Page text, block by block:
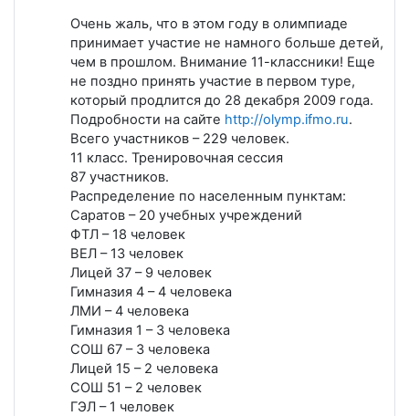
Очень жаль, что в этом году в олимпиаде
принимает участие не намного больше детей,
чем в прошлом. Внимание 11-классники! Еще
не поздно принять участие в первом туре,
который продлится до 28 декабря 2009 года.
Подробности на сайте http://olymp.ifmo.ru.
Всего участников – 229 человек.
11 класс. Тренировочная сессия
87 участников.
Распределение по населенным пунктам:
Саратов – 20 учебных учреждений
ФТЛ – 18 человек
ВЕЛ – 13 человек
Лицей 37 – 9 человек
Гимназия 4 – 4 человека
ЛМИ – 4 человека
Гимназия 1 – 3 человека
СОШ 67 – 3 человека
Лицей 15 – 2 человека
СОШ 51 – 2 человек
ГЭЛ – 1 человек